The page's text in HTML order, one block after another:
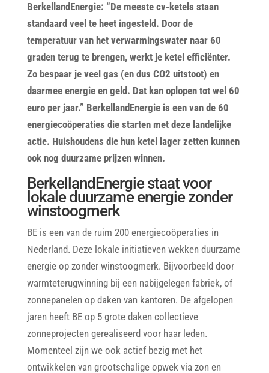
BerkellandEnergie: “De meeste cv-ketels staan
standaard veel te heet ingesteld. Door de
temperatuur van het verwarmingswater naar 60
graden terug te brengen, werkt je ketel efficiënter.
Zo bespaar je veel gas (en dus CO2 uitstoot) en
daarmee energie en geld. Dat kan oplopen tot wel 60
euro per jaar.” BerkellandEnergie is een van de 60
energiecoöperaties die starten met deze landelijke
actie. Huishoudens die hun ketel lager zetten kunnen
ook nog duurzame prijzen winnen.
BerkellandEnergie staat voor
lokale duurzame energie zonder
winstoogmerk
BE is een van de ruim 200 energiecoöperaties in
Nederland. Deze lokale initiatieven wekken duurzame
energie op zonder winstoogmerk. Bijvoorbeeld door
warmteterugwinning bij een nabijgelegen fabriek, of
zonnepanelen op daken van kantoren. De afgelopen
jaren heeft BE op 5 grote daken collectieve
zonneprojecten gerealiseerd voor haar leden.
Momenteel zijn we ook actief bezig met het
ontwikkelen van grootschalige opwek via zon en